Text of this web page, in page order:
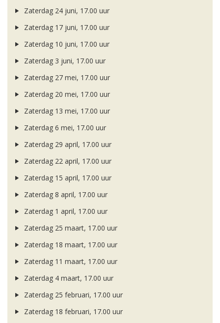
Zaterdag 24 juni, 17.00 uur
Zaterdag 17 juni, 17.00 uur
Zaterdag 10 juni, 17.00 uur
Zaterdag 3 juni, 17.00 uur
Zaterdag 27 mei, 17.00 uur
Zaterdag 20 mei, 17.00 uur
Zaterdag 13 mei, 17.00 uur
Zaterdag 6 mei, 17.00 uur
Zaterdag 29 april, 17.00 uur
Zaterdag 22 april, 17.00 uur
Zaterdag 15 april, 17.00 uur
Zaterdag 8 april, 17.00 uur
Zaterdag 1 april, 17.00 uur
Zaterdag 25 maart, 17.00 uur
Zaterdag 18 maart, 17.00 uur
Zaterdag 11 maart, 17.00 uur
Zaterdag 4 maart, 17.00 uur
Zaterdag 25 februari, 17.00 uur
Zaterdag 18 februari, 17.00 uur